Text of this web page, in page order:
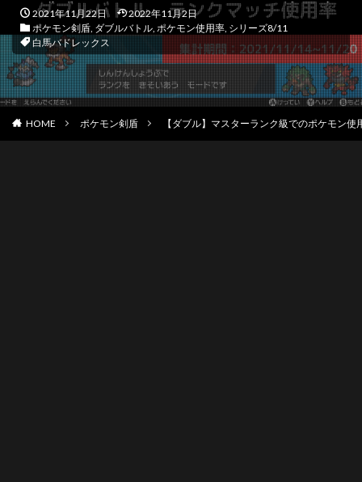
2021年11月22日
2022年11月2日
ポケモン剣盾, ダブルバトル, ポケモン使用率, シリーズ8/11
白馬バドレックス
HOME ポケモン剣盾 【ダブル】マスターランク級でのポケモン